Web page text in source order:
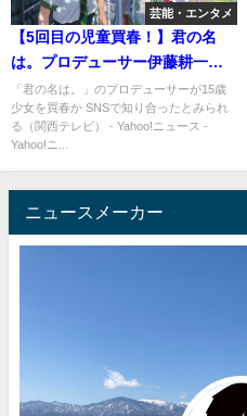
芸能・エンタメ
【5回目の児童買春！】君の名
は。プロデューサー伊藤耕一郎
社長逮捕で仮面ライダー剣の椿
隆之は悪の手先かｗ
「君の名は。」のプロデューサーが15歳
少女を買春か SNSで知り合ったとみられ
る（関西テレビ） - Yahoo!ニュース -
Yahoo!ニ...
ニュースメーカー